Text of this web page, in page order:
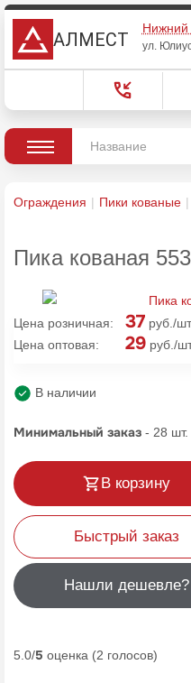
АЛМЕСТ
Нижний
ул.
Ограждения Пики кованые
Пика кованая
Цена розничная: 37 руб./
Цена оптовая:
29 руб./
В наличии
Минимальный заказ - 28 шт.
В корзину
Быстрый заказ
Нашли дешевле?
5.0/5 оценка (2 голосов)